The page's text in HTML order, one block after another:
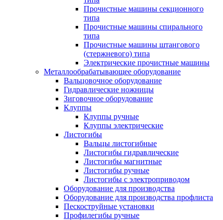
Прочистные машины секционного
типа
Прочистные машины спирального
типа
Прочистные машины штангового
(стержневого) типа
Электрические прочистные машины
Металлообрабатывающее оборудование
Вальцовочное оборудование
Гидравлические ножницы
Зиговочное оборудование
Клуппы
Клуппы ручные
Клуппы электрические
Листогибы
Вальцы листогибные
Листогибы гидравлические
Листогибы магнитные
Листогибы ручные
Листогибы с электроприводом
Оборудование для производства
Оборудование для производства профлиста
Пескоструйные установки
Профилегибы ручные